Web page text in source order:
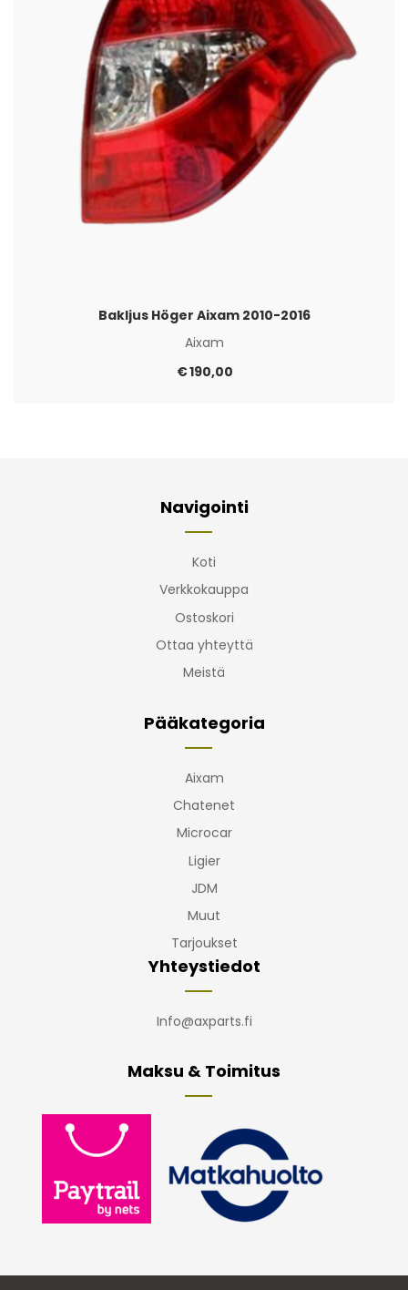
Bakljus Höger Aixam 2010-2016
Aixam
€190,00
Navigointi
Koti
Verkkokauppa
Ostoskori
Ottaa yhteyttä
Meistä
Pääkategoria
Aixam
Chatenet
Microcar
Ligier
JDM
Muut
Tarjoukset
Yhteystiedot
Info@axparts.fi
Maksu & Toimitus